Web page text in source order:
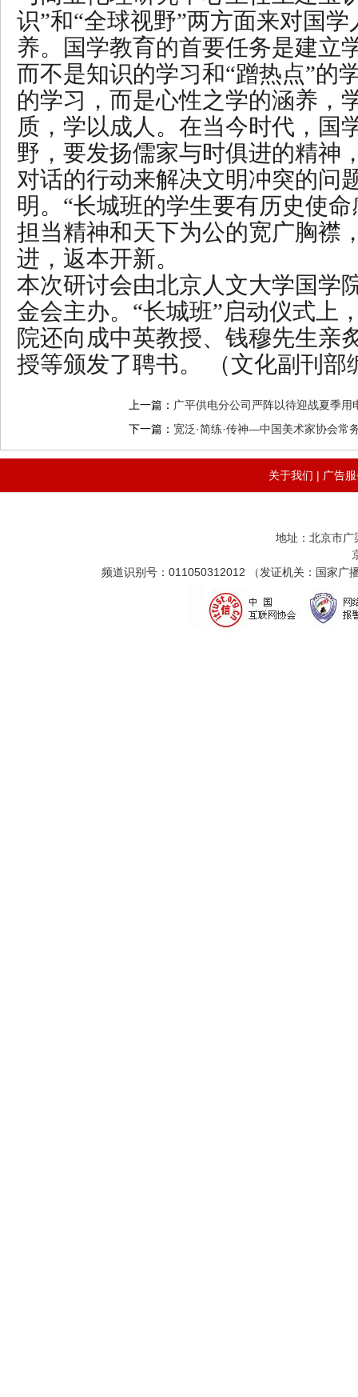
识”和“全球视野”两方面来对国
养。国学教育的首要任务是建立
而不是知识的学习和“蹭热点”的
的学习，而是心性之学的涵养，
质，学以成人。在当今时代，国
野，要发扬儒家与时俱进的精神
对话的行动来解决文明冲突的问
明。“长城班的学生要有历史使
担当精神和天下为公的宽广胸襟
进，返本开新。
本次研讨会由北京人文大学国学
金会主办。“长城班”启动仪式上
院还向成中英教授、钱穆先生亲
授等颁发了聘书。 （文化副刊部
上一篇： 广平供电分公司严阵以待迎战夏季用
下一篇： 宽泛·简练·传神—中国美术家协会常
关于我们 | 广告
地址：北京市广
频道识别号：011050312012 （发证机关：国家广